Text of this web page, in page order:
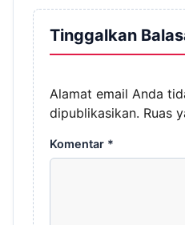
Tinggalkan
Alamat email Anda
dipublikasikan. Ruas
Komentar *